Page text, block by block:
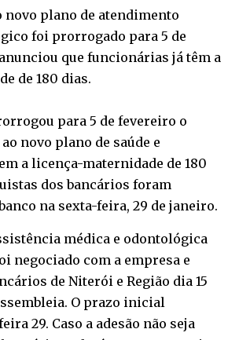
novo plano de atendimento
foi prorrogado para 5 de
que funcionárias já têm a
de 180 dias.
para 5 de fevereiro o
novo plano de saúde e
a licença-maternidade de 180
dos bancários foram
na sexta-feira, 29 de janeiro.
médica e odontológica
negociado com a empresa e
de Niterói e Região dia 15
O prazo inicial
29. Caso a adesão não seja